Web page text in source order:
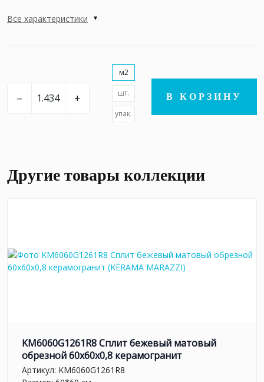
Все характеристики
– +
м2
шт.
упак.
В КОРЗИНУ
Другие товары коллекции
KM6060G1261R8 Сплит бежевый матовый
обрезной 60x60x0,8 керамогранит
Артикул: KM6060G1261R8